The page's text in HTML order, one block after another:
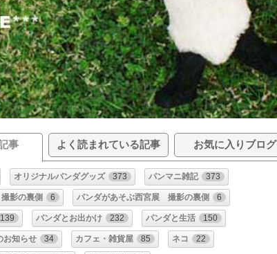
事 よく読まれている記事 お気に入りブログ
オリジナルパンダグッズ 373 パンマニ雑記 373
影の裏側 6 パンダがあそぶ西宮展 撮影の裏側 6
139 パンダとお出かけ 232 パンダと生活 150
お知らせ 34 カフェ・雑貨屋 85 ネコ 22